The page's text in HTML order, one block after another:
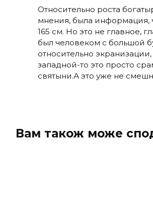
Относительно роста
мнения, была информация,
165 см. Но это не главное,
был человеком с большой
относительно
западной-то это просто
святыни.А это уже не
Вам також може